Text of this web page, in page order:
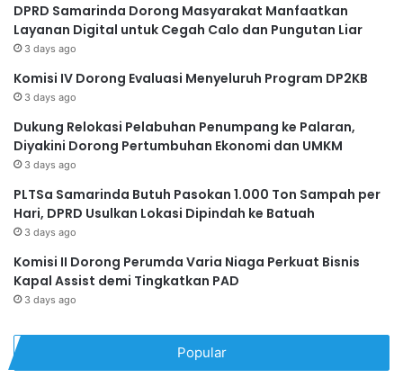
DPRD Samarinda Dorong Masyarakat Manfaatkan
Layanan Digital untuk Cegah Calo dan Pungutan Liar
3 days ago
Komisi IV Dorong Evaluasi Menyeluruh Program DP2KB
3 days ago
Dukung Relokasi Pelabuhan Penumpang ke Palaran,
Diyakini Dorong Pertumbuhan Ekonomi dan UMKM
3 days ago
PLTSa Samarinda Butuh Pasokan 1.000 Ton Sampah per
Hari, DPRD Usulkan Lokasi Dipindah ke Batuah
3 days ago
Komisi II Dorong Perumda Varia Niaga Perkuat Bisnis
Kapal Assist demi Tingkatkan PAD
3 days ago
Popular